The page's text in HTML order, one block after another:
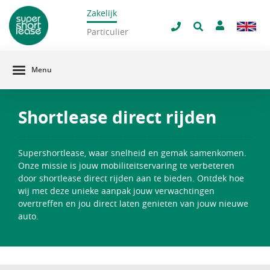
Zakelijk
Particulier
Menu
Shortlease direct rijden
Supershortlease, waar snelheid en gemak samenkomen.
Onze missie is jouw mobiliteitservaring te verbeteren
door shortlease direct rijden aan te bieden. Ontdek hoe
wij met deze unieke aanpak jouw verwachtingen
overtreffen en jou direct laten genieten van jouw nieuwe
auto.
venster